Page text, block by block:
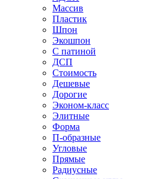
Массив
Пластик
Шпон
Экошпон
С патиной
ДСП
Стоимость
Дешевые
Дорогие
Эконом-класс
Элитные
Форма
П-образные
Угловые
Прямые
Радиусные